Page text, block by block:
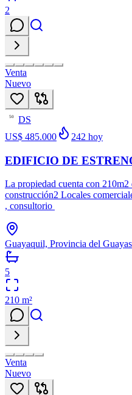
2
Venta
Nuevo
50
DS
US$ 485.000
242 hoy
EDIFICIO DE
La propiedad cuenta con
construcción2 Locales
, consultorio
Guayaquil, Provincia del Guayas
5
210 m²
Venta
Nuevo